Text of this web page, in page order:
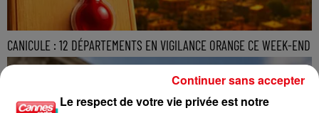
CANICULE : 12 DÉPARTEMENTS EN VIGILANCE ORANGE CE WEEK-END
Le respect de votre vie privée est notre
Continuer sans accepter